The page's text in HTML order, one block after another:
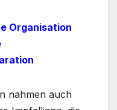
Organisation
nahmen auch